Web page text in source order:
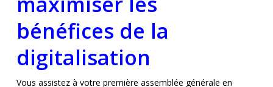
bénéfices de la
digitalisation
Vous assistez à votre première assemblée générale en